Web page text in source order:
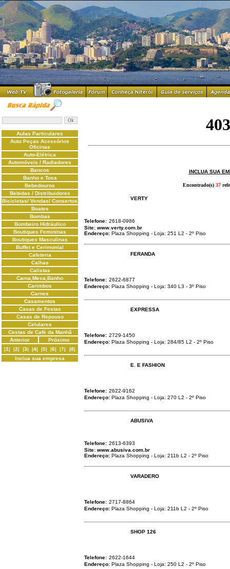
Aulas Particulares
Auto Peças Acessórios
Oficinas
Auto-Elétrica
Automóveis / Radiadores
Bancos
Banho e Tosa
Bebedouros
Bebidas / Distribuidores
Bicicletas/ Vendas/ Consertos
Boates
Bombas
Bombeiro Hidráulico
Boutiques Femininas
Boutiques Masculinas
Buffet e Cerimonial
Cafeteria
Calhas
Calistas
Cama,Mesa,Banho
Carimbos
Carnes
Casamentos
Casas de Festas
Casas de Repouso
Celulares
Cestas de Café da Manhã
Anterior
Próximo
|1|
|2| |3| |4| |5| |6| |7|
|8|
Inclua sua empresa
INCLUA SUA
Encontrado(s) 37
VERTY
Telefone: 2618-0986
Site: www.verty.com.br
Endereço: Plaza Shopping - Loja: 251 L2 - 2º Piso
FERANDA
Telefone: 2622-6877
Endereço: Plaza Shopping - Loja: 340 L3 - 3º Piso
EXPRESSA
Telefone: 2729-1450
Endereço: Plaza Shopping - Loja: 284/85 L2 - 2º Piso
E. E FASHION
Telefone: 2622-9162
Endereço: Plaza Shopping - Loja: 270 L2 - 2º Piso
ABUSIVA
Telefone: 2613-6393
Site: www.abusiva.com.br
Endereço: Plaza Shopping - Loja: 211b L2 - 2º Piso
VARADERO
Telefone: 2717-8864
Endereço: Plaza Shopping - Loja: 211b L2 - 2º Piso
SHOP 126
Telefone: 2622-1644
Endereço: Plaza Shopping - Loja: 250 L2 - 2º Piso